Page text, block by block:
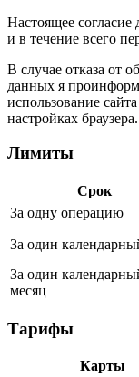
Настоящее согласие
и в течение всего
В случае отказа от
данных я
использование
настройках браузера.
Лимиты
Срок
За одну операцию
За один
За один
месяц
Тарифы
Карты